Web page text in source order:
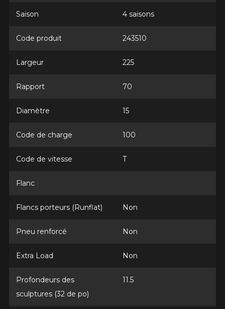
Saison 4 saisons
Code produit 243510
Largeur 225
Rapport 70
Diamètre 15
Code de charge 100
Code de vitesse T
Flanc
Flancs porteurs (Runflat) Non
Pneu renforcé Non
Extra Load Non
Profondeurs des
sculptures (32 de po)
11.5
CELSIUS II (4 SAISONS
HOMOLOGUÉ HIVER)
Nom